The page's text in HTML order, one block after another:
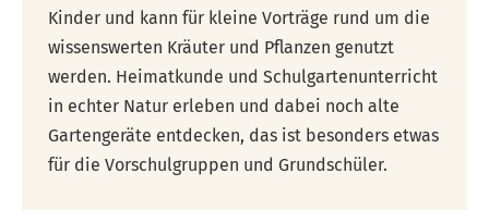
Kinder und kann für kleine Vorträge rund um die
wissenswerten Kräuter und Pflanzen genutzt
werden. Heimatkunde und Schulgartenunterricht
in echter Natur erleben und dabei noch alte
Gartengeräte entdecken, das ist besonders etwas
für die Vorschulgruppen und Grundschüler.